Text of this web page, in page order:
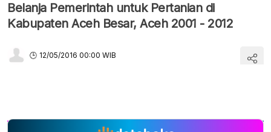
Belanja Pemerintah untuk Pertanian di
Kabupaten Aceh Besar, Aceh 2001 - 2012
12/05/2016 00:00 WIB